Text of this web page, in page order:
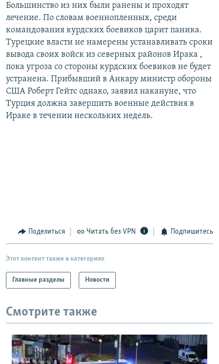
Большинство из них были ранены и проходят
лечение. По словам военнопленных, среди
командования курдских боевиков царит паника.
Турецкие власти не намерены устанавливать сроки
вывода своих войск из северных районов Ирака ,
пока угроза со стороны курдских боевиков не будет
устранена. Прибывший в Анкару министр обороны
США Роберт Гейтс однако, заявил накануне, что
Турция должна завершить военные действия в
Ираке в течении нескольких недель.
Поделиться Читать без VPN Подпишитесь
Этот контент также в категориях
Главные разделы Новости
Смотрите также